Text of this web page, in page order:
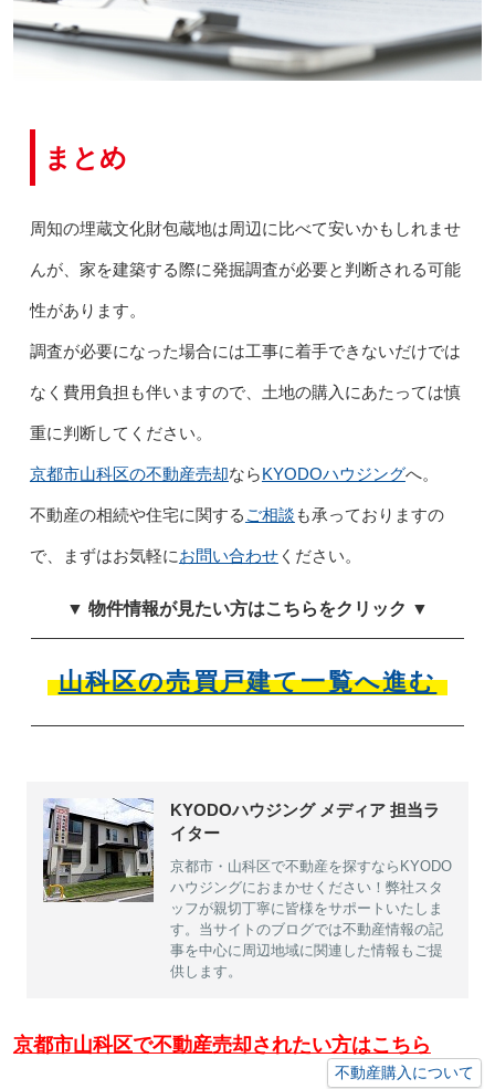
まとめ
周知の埋蔵文化財包蔵地は周辺に比べて安いかもしれませ
んが、家を建築する際に発掘調査が必要と判断される可能
性があります。
調査が必要になった場合には工事に着手できないだけでは
なく費用負担も伴いますので、土地の購入にあたっては慎
重に判断してください。
京都市山科区の不動産売却ならKYODOハウジングへ。
不動産の相続や住宅に関する ご相談 も承っておりますの
で、まずはお気軽にお問い合わせください。
▼ 物件情報が見たい方はこちらをクリック ▼
山科区の売買戸建て一覧へ進む
KYODOハウジング メディア 担当ラ
イター
京都市・山科区で不動産を探すならKYODO
ハウジングにおまかせください！弊社スタ
ッフが親切丁寧に皆様をサポートいたしま
す。当サイトのブログでは不動産情報の記
事を中心に周辺地域に関連した情報もご提
供します。
京都市山科区で不動産売却されたい方はこちら
不動産購入について